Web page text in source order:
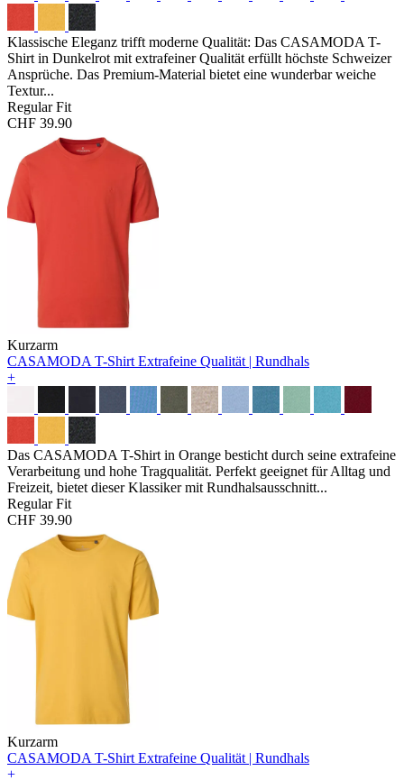
Klassische Eleganz trifft moderne Qualität: Das CASAMODA T-
Shirt in Dunkelrot mit extrafeiner Qualität erfüllt höchste Schweizer
Ansprüche. Das Premium-Material bietet eine wunderbar weiche
Textur...
Regular Fit
CHF 39.90
Kurzarm
CASAMODA T-Shirt Extrafeine Qualität | Rundhals
+
Das CASAMODA T-Shirt in Orange besticht durch seine extrafeine
Verarbeitung und hohe Tragqualität. Perfekt geeignet für Alltag und
Freizeit, bietet dieser Klassiker mit Rundhalsausschnitt...
Regular Fit
CHF 39.90
Kurzarm
CASAMODA T-Shirt Extrafeine Qualität | Rundhals
+